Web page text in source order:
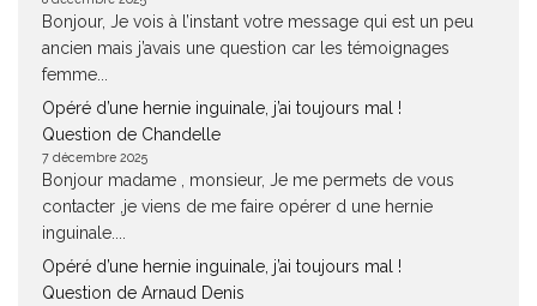
Bonjour, Je vois à l’instant votre message qui est un peu
ancien mais j’avais une question car les témoignages
femme...
Opéré d’une hernie inguinale, j’ai toujours mal !
Question de Chandelle
7 décembre 2025
Bonjour madame , monsieur, Je me permets de vous
contacter ,je viens de me faire opérer d une hernie
inguinale....
Opéré d’une hernie inguinale, j’ai toujours mal !
Question de Arnaud Denis